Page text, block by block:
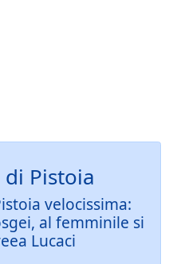
Pistoia
velocissima:
al femminile si
Lucaci